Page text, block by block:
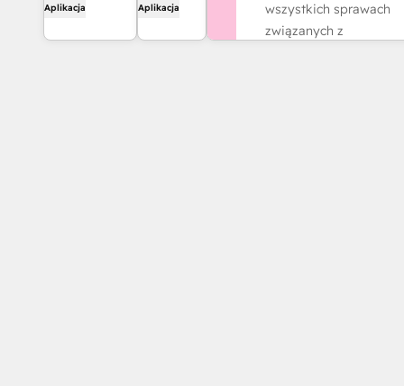
systemami
użytkownika,
Aplikacja
newsletters
directly in
Aplikacja
wszystkich sprawach
związanych z